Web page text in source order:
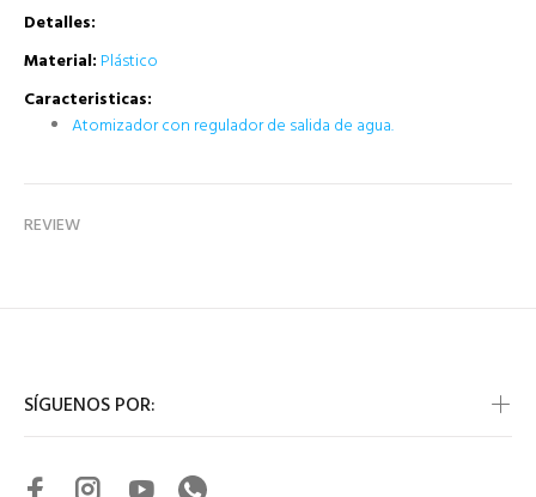
Detalles:
Material: Plástico
Caracteristicas:
Atomizador con regulador de salida de agua.
REVIEW
SÍGUENOS POR: